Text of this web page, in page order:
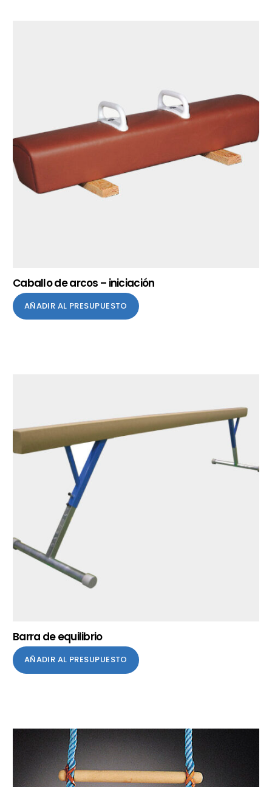
Caballo de arcos – iniciación
AÑADIR AL PRESUPUESTO
Barra de equilibrio
AÑADIR AL PRESUPUESTO